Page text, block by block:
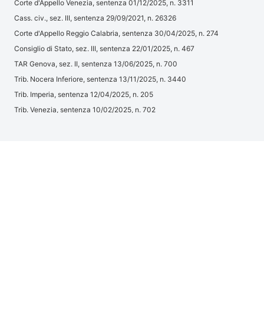
Corte d'Appello Venezia, sentenza 01/12/2025, n. 3311
Cass. civ., sez. III, sentenza 29/09/2021, n. 26326
Corte d'Appello Reggio Calabria, sentenza 30/04/2025, n. 274
Consiglio di Stato, sez. III, sentenza 22/01/2025, n. 467
TAR Genova, sez. II, sentenza 13/06/2025, n. 700
Trib. Nocera Inferiore, sentenza 13/11/2025, n. 3440
Trib. Imperia, sentenza 12/04/2025, n. 205
Trib. Venezia, sentenza 10/02/2025, n. 702